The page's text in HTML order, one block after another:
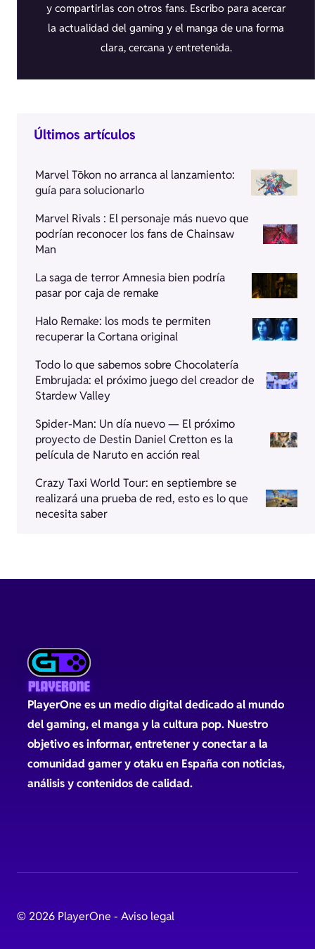
y compartirlas con otros fans. Escribo para acercar
la actualidad del gaming y el manga de una forma
clara, cercana y entretenida.
Últimos artículos
Marvel Tōkon no arranca al lanzamiento:
guía para solucionarlo
Marvel Rivals : El personaje más nuevo que
podrían reconocer los fans de Chainsaw
Man
La saga de terror Amnesia bien podría
pasar por caja de remake
Halo Remake: los mods te permiten
recuperar la Cortana original
Todo lo que sabemos sobre Chocolatería
Embrujada: el próximo juego del creador de
Stardew Valley
Spider-Man: Un día nuevo — El próximo
proyecto de Destin Daniel Cretton es la
película de Naruto en acción real
Crazy Taxi World Tour: en septiembre se
realizará una prueba de red, esto es lo que
necesita saber
PlayerOne es un medio digital dedicado al mundo
del gaming, el manga y la cultura pop. Nuestro
objetivo es informar, entretener y conectar a la
comunidad gamer y otaku en España con noticias,
análisis y contenidos de calidad.
© 2026 PlayerOne - Aviso legal